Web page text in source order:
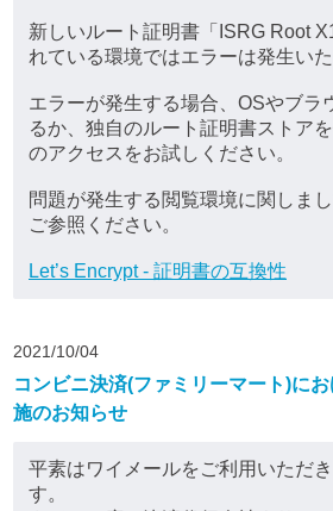
新しいルート証明書「ISRG Root
れている環境ではエラーは発生いた
エラーが発生する場合、OSやブラ
るか、独自のルート証明書ストア
のアクセスをお試しください。
問題が発生する閲覧環境に関しま
ご参照ください。
Let’s Encrypt - 証明書の互換性
2021/10/04
コンビニ決済(ファミリーマート)に
施のお知らせ
平素はワイメールをご利用いただ
す。